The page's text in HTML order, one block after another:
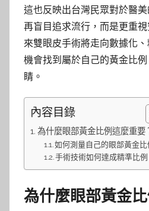
這也反映出台灣民眾對於醫
再盲目追求流行，而是更重
來雙眼皮手術將走向數據化
機會找到屬於自己的黃金比
睛。
內容目錄
為什麼眼部黃金比例這麼重要
如何測量自己的眼部黃金比
手術技術如何達成精準比例
為什麼眼部黃金